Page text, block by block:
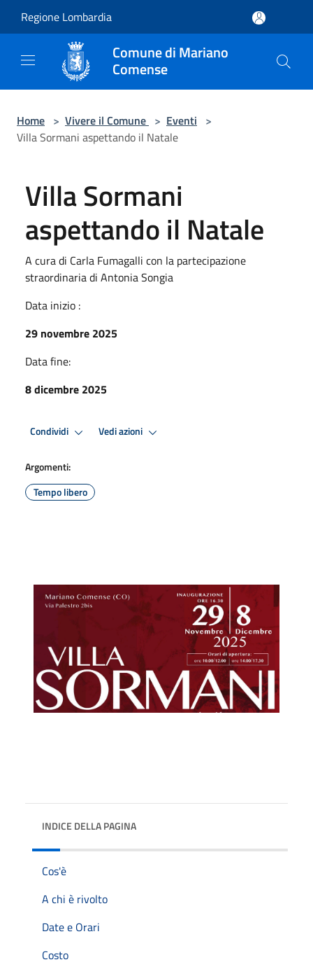
Regione Lombardia
Comune di Mariano
Comense
Home > Vivere il Comune > Eventi >
Villa Sormani aspettando il Natale
Villa Sormani
aspettando il Natale
A cura di Carla Fumagalli con la partecipazione
straordinaria di Antonia Songia
Data inizio :
29 novembre 2025
Data fine:
8 dicembre 2025
Condividi Vedi azioni
Argomenti:
Tempo libero
INDICE DELLA PAGINA
Cos'è
A chi è rivolto
Date e Orari
Costo